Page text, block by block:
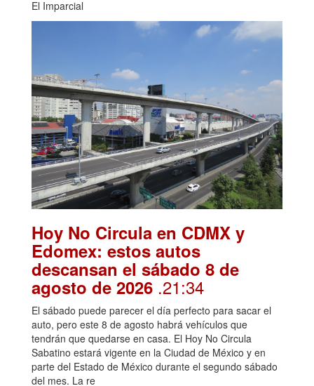
El Imparcial
Hoy No Circula en CDMX y
Edomex: estos autos
descansan el sábado 8 de
agosto de 2026 .21:34
El sábado puede parecer el día perfecto para sacar el
auto, pero este 8 de agosto habrá vehículos que
tendrán que quedarse en casa. El Hoy No Circula
Sabatino estará vigente en la Ciudad de México y en
parte del Estado de México durante el segundo sábado
del mes. La re